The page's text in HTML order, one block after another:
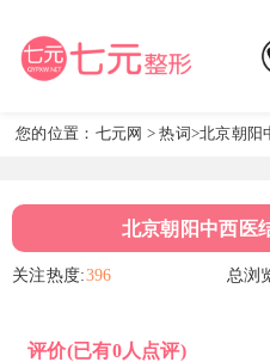
您的位置： 七元网 >热词 >北京朝阳
北京朝阳中西医
关注热度:396 总浏
评价(已有0人点评)